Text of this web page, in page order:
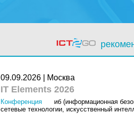
09.09.2026 | Москва
IT Elements 2026
Конференция
иб (информационная
сетевые технологии, искусственный